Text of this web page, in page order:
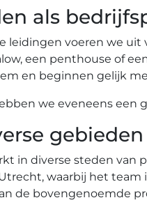
als
leidingen voeren we
een penthouse of
en beginnen gelijk
we eveneens een
in diverse steden van
waarbij het
de bovengenoemde